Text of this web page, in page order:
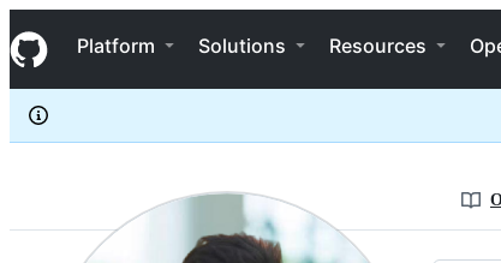
k
i
p
c
e
Navigation Menu
Platform Solutions Resources
AlexandreTonin